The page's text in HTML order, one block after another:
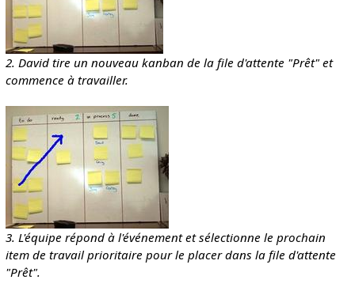
2. David tire un nouveau kanban de la file d'attente "Prêt" et
commence à travailler.
3. L'équipe répond à l'événement et sélectionne le prochain
item de travail prioritaire pour le placer dans la file d'attente
"Prêt".